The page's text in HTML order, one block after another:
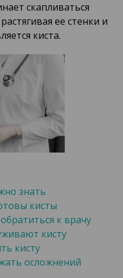
скапливаться
ее стенки и
киста.
знать
кисты
к врачу
кисту
кисту
осложнений